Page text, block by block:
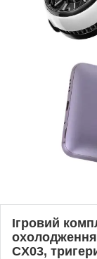
Ігровий
охолодження
CX03,